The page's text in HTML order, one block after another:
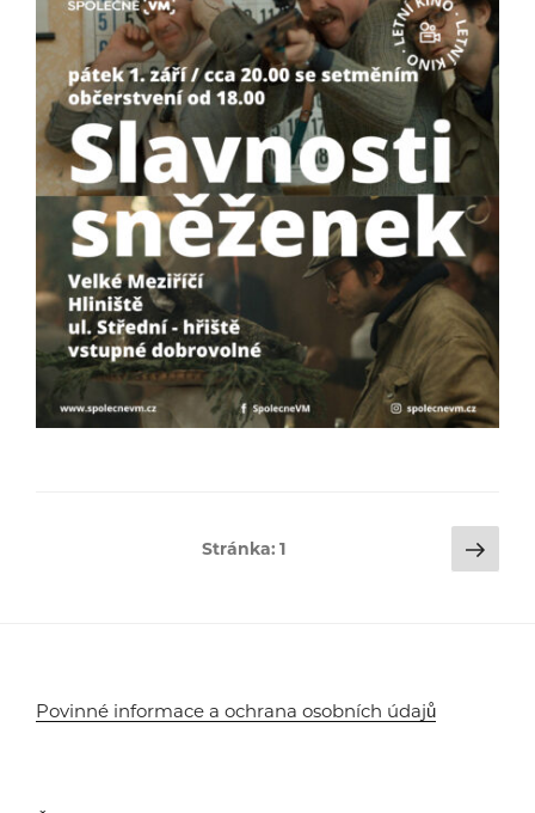
Stránka:1
Povinné informace a ochrana osobních údajů